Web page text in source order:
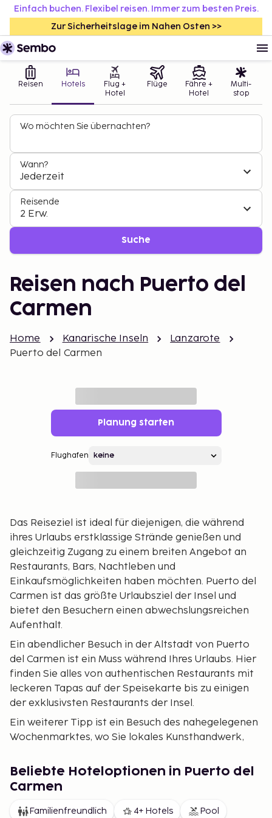
Einfach buchen. Flexibel reisen. Immer zum besten Preis.
Zur Sicherheitslage im Nahen Osten >>
Reisen Hotels
Flug +
Hotel
Flüge
Fähre +
Hotel
Multi-
stop
Wo möchten Sie übernachten?
Wann?
Jederzeit
Reisende
2 Erw.
Suche
Reisen nach Puerto del
Carmen
Home Kanarische Inseln
Lanzarote
Puerto del Carmen
Planung starten
Flughafen
Das Reiseziel ist ideal für diejenigen, die während
ihres Urlaubs erstklassige Strände genießen und
gleichzeitig Zugang zu einem breiten Angebot an
Restaurants, Bars, Nachtleben und
Einkaufsmöglichkeiten haben möchten. Puerto del
Carmen ist das größte Urlaubsziel der Insel und
bietet den Besuchern einen abwechslungsreichen
Aufenthalt.
Ein abendlicher Besuch in der Altstadt von Puerto
del Carmen ist ein Muss während Ihres Urlaubs. Hier
finden Sie alles von authentischen Restaurants mit
leckeren Tapas auf der Speisekarte bis zu einigen
der exklusivsten Restaurants der Insel.
Ein weiterer Tipp ist ein Besuch des nahegelegenen
Wochenmarktes, wo Sie lokales Kunsthandwerk,
Preisen erwerben können. Die Hauptstadt Arrecife
ist ebenfalls nicht weit von Puerto del Carmen
hervorragend.
Beliebte Hoteloptionen in Puerto del
Carmen
Familienfreundlich 4+ Hotels Pool